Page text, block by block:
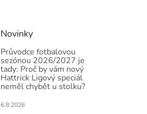
Novinky
Průvodce fotbalovou
sezónou 2026/2027 je
tady: Proč by vám nový
Hattrick Ligový speciál
neměl chybět u stolku?
6.8.2026